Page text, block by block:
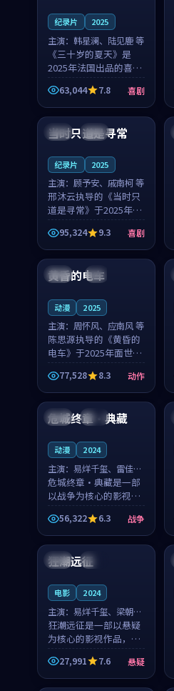
纪录片 2025
主演： 韩星澜、陆见鹿 等
《三十岁的夏天》是
2025年法国出品的喜剧
新作，主创团队希望用
深夜电台的故事让观众
停下来想一想。韩星澜
角色，山田纯一的叙事
63,044 7.8 喜剧
泰国 杜比
当时只道是寻常
纪录片 2025
主演： 顾予安、戚南柯 等
邢沐云执导的《当时只
道是寻常》于2025年面
世，泰国的城市气质与
母女情深的人物心境共
同构筑了影片基调。顾
予安、戚南柯用细腻的
表演撑起整部喜剧电
95,324 9.3 喜剧
日本 4K
黄昏的电车
动漫 2025
主演： 周怀风、应南风 等
陈思源执导的《黄昏的
电车》于2025年面世，
日本的城市气质与渔村
故事的人物心境共同构
筑了影片基调。周怀
风、应南风用细腻的表
演撑起整部动作电影，
77,528 8.3 动作
中国 院线
危城终章·典藏
动漫 2024
主演： 易烊千玺、雷佳音
等
危城终章·典藏是一部
以战争为核心的影视作
品，围绕危机、反转与
人物成长展开，整体节
奏紧凑，值得推荐观
看。
56,322 6.3 战争
法国 高分
狂潮远征
电影 2024
主演： 易烊千玺、梁朝伟
等
狂潮远征是一部以悬疑
为核心的影视作品，围
绕危机、反转与人物成
长展开，整体节奏紧
凑，值得推荐观看。
27,991 7.6 悬疑